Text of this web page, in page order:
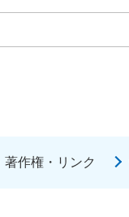
作権・リンク